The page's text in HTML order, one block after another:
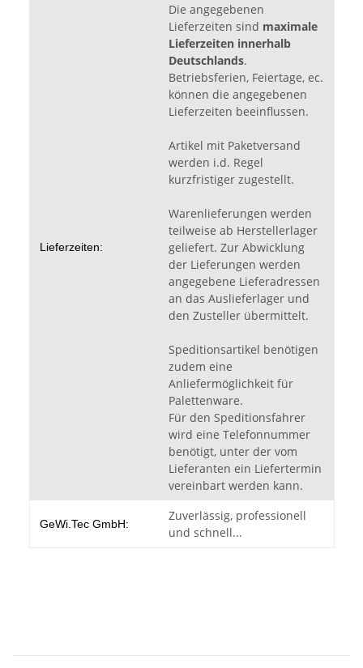
Lieferzeiten:
Die angegebenen
Lieferzeiten sind maximale
Lieferzeiten innerhalb
Deutschlands.
Betriebsferien, Feiertage, ec.
können die angegebenen
Lieferzeiten beeinflussen.
Artikel mit Paketversand
werden i.d. Regel
kurzfristiger zugestellt.
Warenlieferungen werden
teilweise ab Herstellerlager
geliefert. Zur Abwicklung
der Lieferungen werden
angegebene Lieferadressen
an das Auslieferlager und
den Zusteller übermittelt.
Speditionsartikel benötigen
zudem eine
Anliefermöglichkeit für
Palettenware.
Für den Speditionsfahrer
wird eine Telefonnummer
benötigt, unter der vom
Lieferanten ein Liefertermin
vereinbart werden kann.
GeWi.Tec GmbH:
Zuverlässig, professionell
und schnell...